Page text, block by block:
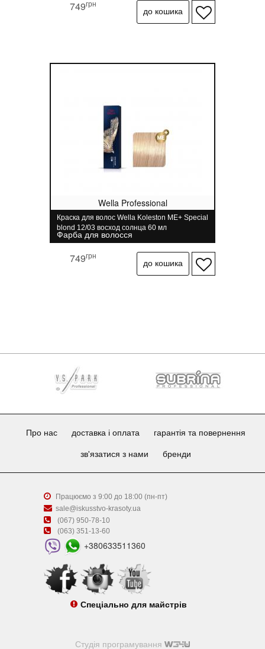
749грн
Wella Professional
Краска для волос Wella Koleston ME+ Special
blond 12/03 восход солнца 60 мл
Фарба для волосся
749грн
Про нас доставка і оплата гарантія та повернення
зв'язатися з нами бренди
Працюємо з 9:00 до 18:00 (пн-пт)
sale@iskusstvo-krasoty.ua
(067) 950-78-10
(063) 351-13-60
+380633511360
Спеціально для майстрів
Студія програмування